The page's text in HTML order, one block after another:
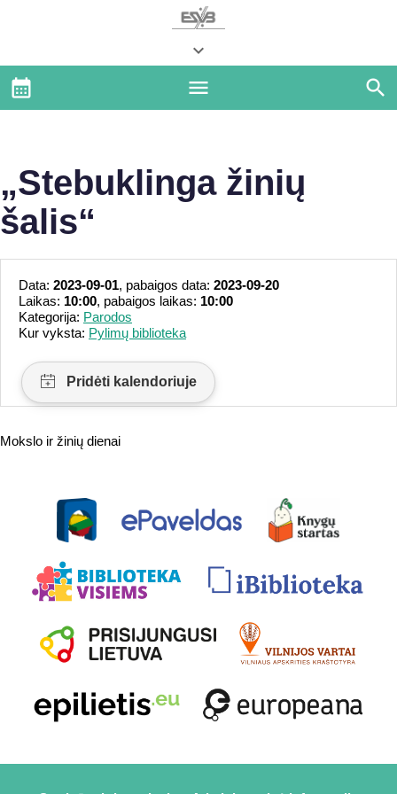
„Stebuklinga žinių
šalis“
Data: 2023-09-01, pabaigos data: 2023-09-20
Laikas: 10:00, pabaigos laikas: 10:00
Kategorija: Parodos
Kur vyksta: Pylimų biblioteka
Mokslo ir žinių dienai